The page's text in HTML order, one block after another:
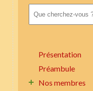
Présentation
Préambule
Nos membres